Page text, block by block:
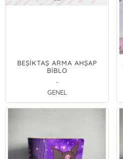
BEŞİKTAŞ ARMA AHŞAP
BİBLO
-
GENEL